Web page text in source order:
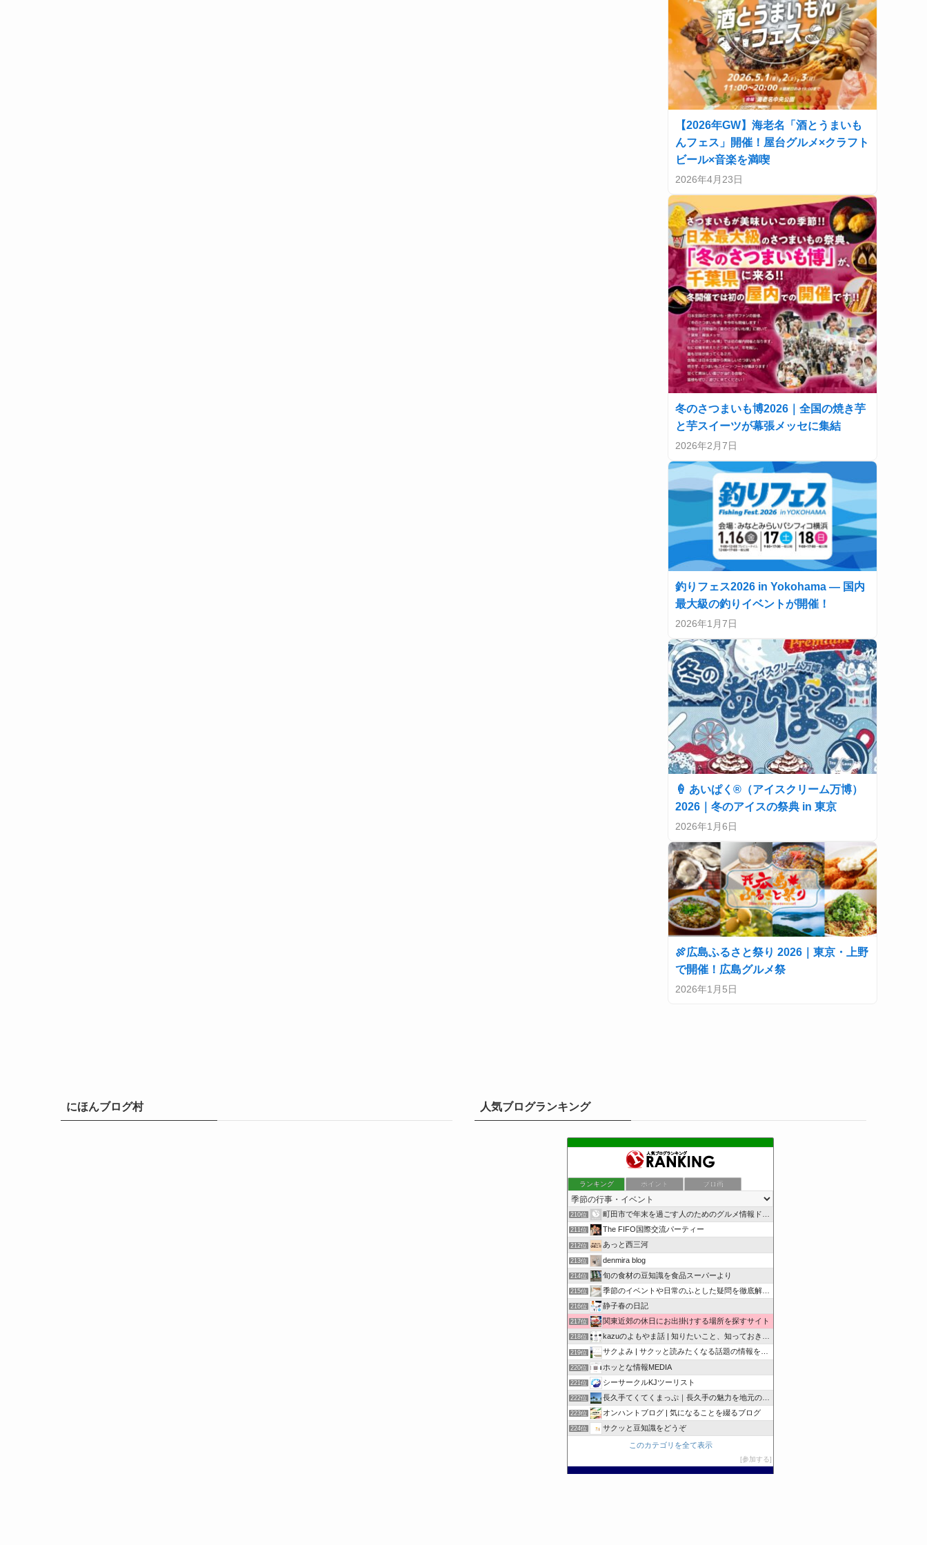
【2026年GW】海老名「酒とうまいも
んフェス」開催！屋台グルメ×クラフト
ビール×音楽を満喫
2026年4月23日
冬のさつまいも博2026｜全国の焼き芋
と芋スイーツが幕張メッセに集結
2026年2月7日
釣りフェス2026 in Yokohama — 国内
最大級の釣りイベントが開催！
2026年1月7日
🍦 あいぱく®（アイスクリーム万博）
2026｜冬のアイスの祭典 in 東京
2026年1月6日
🍖広島ふるさと祭り 2026｜東京・上野
で開催！広島グルメ祭
2026年1月5日
にほんブログ村 人気ブログランキング
ランキング ポイント ブロ画
210位 町田市で年末を過ごす人のためのグルメ情報ドットコム
211位 The FIFO国際交流パーティー
212位 あっと西三河
213位 denmira blog
214位 旬の食材の豆知識を食品スーパーより
215位 季節のイベントや日常のふとした疑問を徹底解説！
216位 静子春の日記
217位 関東近郊の休日にお出掛けする場所を探すサイト
218位 kazuのよもやま話 | 知りたいこと、知っておきたいこと…
219位 サクよみ | サクッと読みたくなる話題の情報を随時発信！
220位 ホッとな情報MEDIA
221位 シーサークルKJツーリスト
222位 長久手てくてくまっぷ｜長久手の魅力を地元の人と訪れる人に
223位 オンハントブログ | 気になることを綴るブログ
224位 サクッと豆知識をどうぞ
このカテゴリを全て表示
参加する